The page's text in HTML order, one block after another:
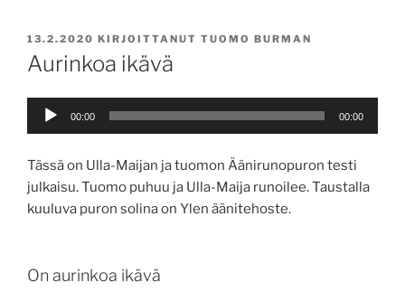
JULKAISTU
13.2.2020 KIRJOITTANUT TUOMO BURMAN
Aurinkoa ikävä
Äänitoistin
00:00 00:00
Tässä on Ulla-Maijan ja tuomon Äänirunopuron testi
julkaisu. Tuomo puhuu ja Ulla-Maija runoilee. Taustalla
kuuluva puron solina on Ylen äänitehoste.
On aurinkoa ikävä